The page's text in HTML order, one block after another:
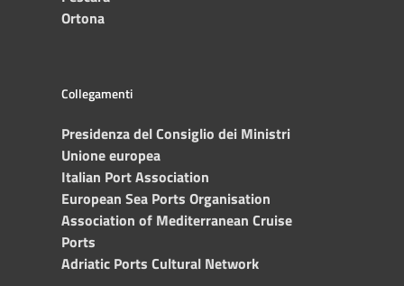
Ortona
Collegamenti
Presidenza del Consiglio dei Ministri
Unione europea
Italian Port Association
European Sea Ports Organisation
Association of Mediterranean Cruise
Ports
Adriatic Ports Cultural Network